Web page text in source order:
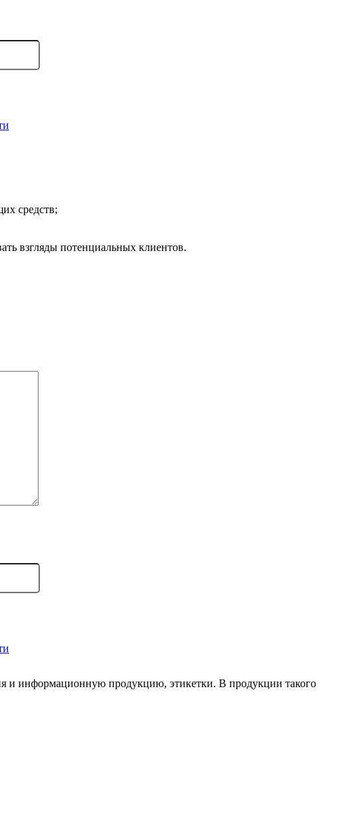
средств;
взгляды потенциальных клиентов.
и информационную продукцию, этикетки. В продукции такого